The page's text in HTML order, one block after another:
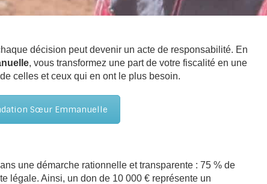
décision peut devenir un acte de responsabilité. En
, vous transformez une part de votre fiscalité en une
celles et ceux qui en ont le plus besoin.
Sœur Emmanuelle
une démarche rationnelle et transparente : 75 % de
légale. Ainsi, un don de 10 000 € représente un